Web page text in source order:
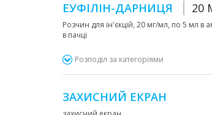
ЕУФІЛІН-ДАРНИЦЯ 20
Розчин для ін'єкцій, 20 мг/мл, по 5 мл в
в пачці
Розподіл за категоріями
ЗАХИСНИЙ ЕКРАН